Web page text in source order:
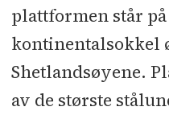
plattformen står
kontinentalsokkel
Shetlandsøyene.
av de største